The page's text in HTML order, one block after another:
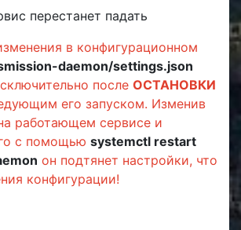
перестанет падать
в конфигурационном
daemon/settings.json
после ОСТАНОВКИ
его запуском. Изменив
работающем сервисе и
с помощью systemctl restart
он подтянет настройки, что
конфигурации!